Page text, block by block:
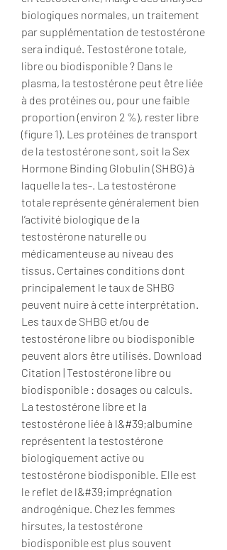
biologiques normales, un traitement
par supplémentation de testostérone
sera indiqué. Testostérone totale,
libre ou biodisponible ? Dans le
plasma, la testostérone peut être liée
à des protéines ou, pour une faible
proportion (environ 2 %), rester libre
(figure 1). Les protéines de transport
de la testostérone sont, soit la Sex
Hormone Binding Globulin (SHBG) à
laquelle la tes-. La testostérone
totale représente généralement bien
l’activité biologique de la
testostérone naturelle ou
médicamenteuse au niveau des
tissus. Certaines conditions dont
principalement le taux de SHBG
peuvent nuire à cette interprétation.
Les taux de SHBG et/ou de
testostérone libre ou biodisponible
peuvent alors être utilisés. Download
Citation | Testostérone libre ou
biodisponible : dosages ou calculs.
La testostérone libre et la
testostérone liée à l&#39;albumine
représentent la testostérone
biologiquement active ou
testostérone biodisponible. Elle est
le reflet de l&#39;imprégnation
androgénique. Chez les femmes
hirsutes, la testostérone
biodisponible est plus souvent